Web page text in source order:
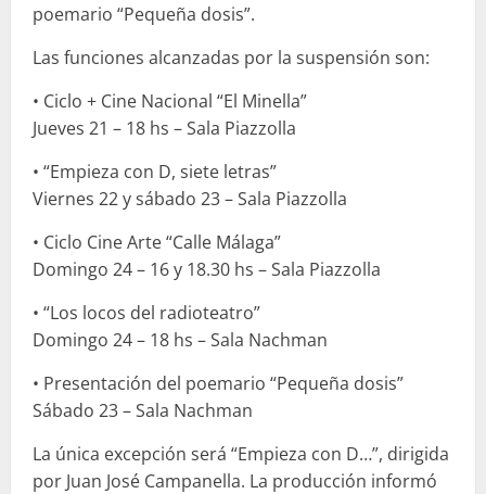
poemario “Pequeña dosis”.
Las funciones alcanzadas por la suspensión son:
• Ciclo + Cine Nacional “El Minella”
Jueves 21 – 18 hs – Sala Piazzolla
• “Empieza con D, siete letras”
Viernes 22 y sábado 23 – Sala Piazzolla
• Ciclo Cine Arte “Calle Málaga”
Domingo 24 – 16 y 18.30 hs – Sala Piazzolla
• “Los locos del radioteatro”
Domingo 24 – 18 hs – Sala Nachman
• Presentación del poemario “Pequeña dosis”
Sábado 23 – Sala Nachman
La única excepción será “Empieza con D…”, dirigida
por Juan José Campanella. La producción informó